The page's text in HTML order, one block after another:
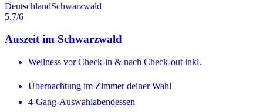
DeutschlandSchwarzwald
5.7/6
Auszeit im Schwarzwald
Wellness vor Check-in & nach Check-out inkl.
Übernachtung im Zimmer deiner Wahl
4-Gang-Auswahlabendessen